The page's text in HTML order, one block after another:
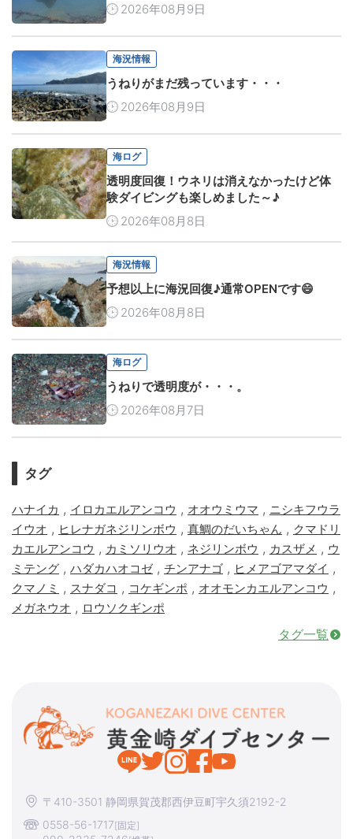
2026年08月9日
海況情報
うねりがまだ残っています・・・
2026年08月9日
海ログ
透明度回復！ウネリは消えなかったけど体
験ダイビングも楽しめました～♪
2026年08月8日
海況情報
予想以上に海況回復♪通常OPENです😄
2026年08月8日
海ログ
うねりで透明度が・・・。
2026年08月7日
タグ
ハナイカ , イロカエルアンコウ , オオウミウマ , ニシキフウラ
イウオ , ヒレナガネジリンボウ , 真鯛のだいちゃん , クマドリ
カエルアンコウ , カミソリウオ , ネジリンボウ , カスザメ , ウ
ミテング , ハダカハオコゼ, チンアナゴ , ヒメアゴアマダイ ,
クマノミ , スナダコ , コケギンポ , オオモンカエルアンコウ ,
メガネウオ , ロウソクギンポ
タグ一覧
〒410-3501 静岡県賀茂郡西伊豆町宇久須2192-2
0558-56-1717[固定]